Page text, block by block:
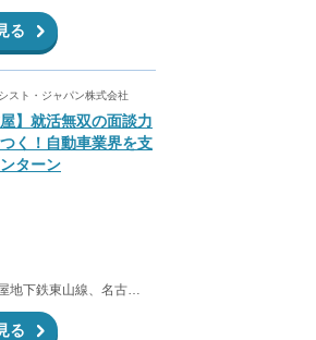
る
スト・ジャパン株式会社
屋】就活無双の面談力
く！自動車業界を支
ターン
伏見駅から徒歩1分（名古屋地下鉄東山線、名古屋地下鉄鶴舞線） 丸の内駅から徒歩6分（名古屋地下鉄鶴舞線、名古屋地下鉄桜通線）
る